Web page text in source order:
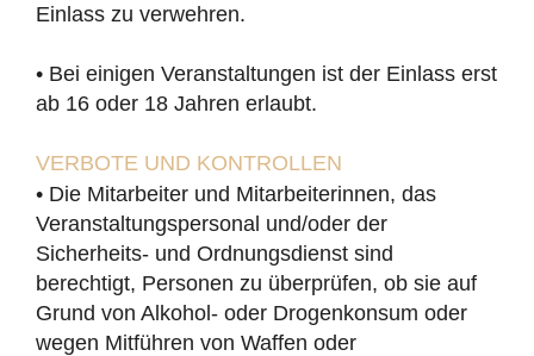
Einlass zu verwehren.
• Bei einigen Veranstaltungen ist der Einlass erst
ab 16 oder 18 Jahren erlaubt.
VERBOTE UND KONTROLLEN
• Die Mitarbeiter und Mitarbeiterinnen, das
Veranstaltungspersonal und/oder der
Sicherheits- und Ordnungsdienst sind
berechtigt, Personen zu überprüfen, ob sie auf
Grund von Alkohol- oder Drogenkonsum oder
wegen Mitführen von Waffen oder